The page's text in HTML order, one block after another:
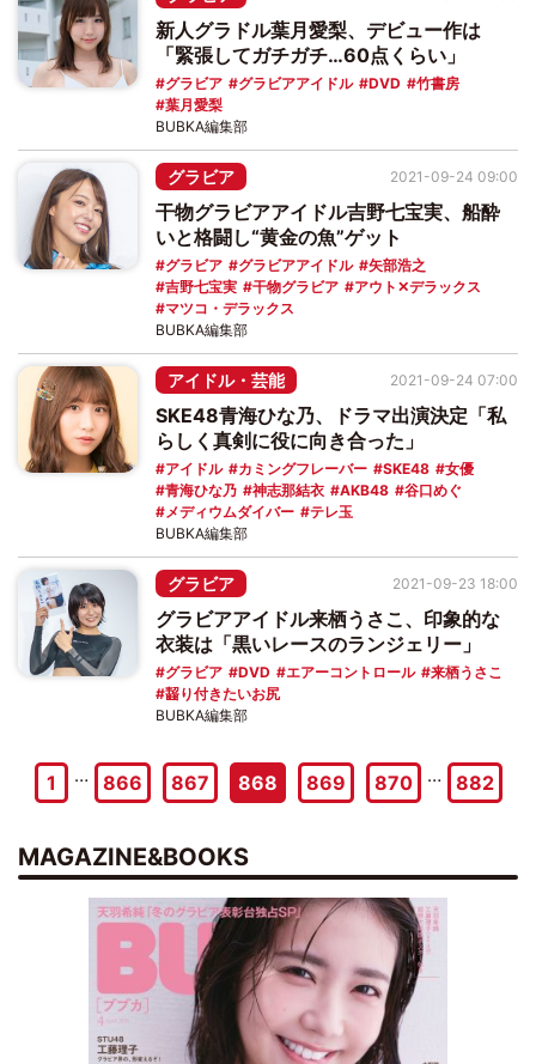
新人グラドル葉月愛梨、デビュー作は
「緊張してガチガチ…60点くらい」
グラビア グラビアアイドル DVD
竹書房
葉月愛梨
BUBKA編集部
グラビア
干物グラビアアイドル吉野七宝実、船酔
いと格闘し“黄金の魚”ゲット
グラビア グラビアアイドル
矢部浩之
吉野七宝実
干物グラビア
アウト✕デラックス
マツコ・デラックス
2021-09-24 09:00
BUBKA編集部
アイドル・芸能
SKE48青海ひな乃、ドラマ出演決定「私
らしく真剣に役に向き合った」
アイドル カミングフレーバー SKE48
女優
青海ひな乃
神志那結衣 AKB48
谷口めぐ
メディウムダイバー
テレ玉
2021-09-24 07:00
BUBKA編集部
グラビア
グラビアアイドル来栖うさこ、印象的な
衣装は「黒いレースのランジェリー」
グラビア DVD エアーコントロール
来栖うさこ
齧り付きたいお尻
2021-09-23 18:00
BUBKA編集部
1 … 866 867 868 869 870 … 882
MAGAZINE&BOOKS